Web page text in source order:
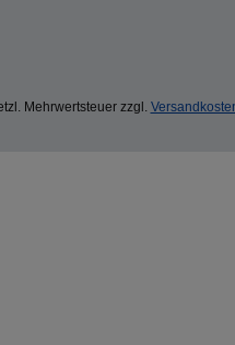
Mehrwertsteuer zzgl.